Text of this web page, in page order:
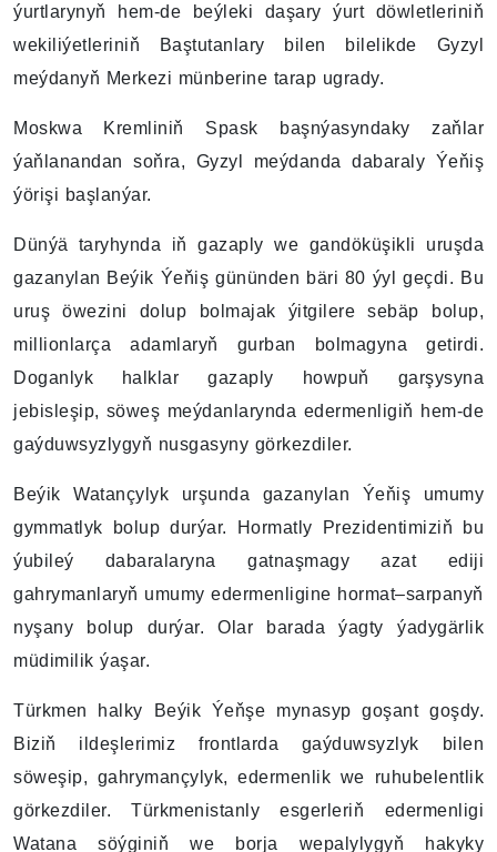
ýurtlarynyň hem-de beýleki daşary ýurt döwletleriniň
wekiliýetleriniň Baştutanlary bilen bilelikde Gyzyl
meýdanyň Merkezi münberine tarap ugrady.
Moskwa Kremliniň Spask başnýasyndaky zaňlar
ýaňlanandan soňra, Gyzyl meýdanda dabaraly Ýeňiş
ýörişi başlanýar.
Dünýä taryhynda iň gazaply we gandöküşikli uruşda
gazanylan Beýik Ýeňiş gününden bäri 80 ýyl geçdi. Bu
uruş öwezini dolup bolmajak ýitgilere sebäp bolup,
millionlarça adamlaryň gurban bolmagyna getirdi.
Doganlyk halklar gazaply howpuň garşysyna
jebisleşip, söweş meýdanlarynda edermenligiň hem-de
gaýduwsyzlygyň nusgasyny görkezdiler.
Beýik Watançylyk urşunda gazanylan Ýeňiş umumy
gymmatlyk bolup durýar. Hormatly Prezidentimiziň bu
ýubileý dabaralaryna gatnaşmagy azat ediji
gahrymanlaryň umumy edermenligine hormat–sarpanyň
nyşany bolup durýar. Olar barada ýagty ýadygärlik
müdimilik ýaşar.
Türkmen halky Beýik Ýeňşe mynasyp goşant goşdy.
Biziň ildeşlerimiz frontlarda gaýduwsyzlyk bilen
söweşip, gahrymançylyk, edermenlik we ruhubelentlik
görkezdiler. Türkmenistanly esgerleriň edermenligi
Watana söýginiň we borja wepalylygyň hakyky